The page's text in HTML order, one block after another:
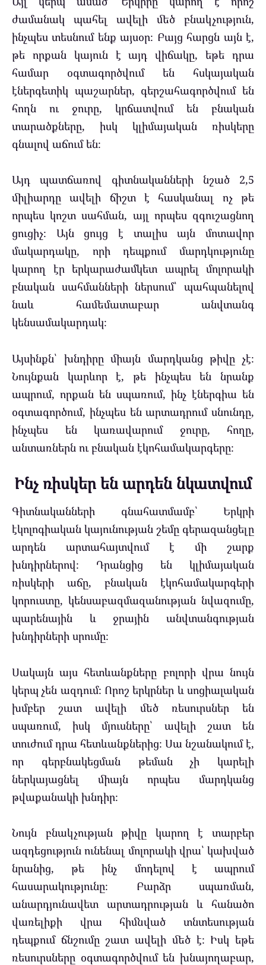
ժամանակ պահել ավելի մեծ բնակչություն,
ինչպես տեսնում ենք այսօր։ Բայց հարցն այն է,
թե որքան կայուն է այդ վիճակը, եթե դրա
համար օգտագործվում են հսկայական
էներգետիկ պաշարներ, գերշահագործվում են
հողն ու ջուրը, կրճատվում են բնական
տարածքները, իսկ կլիմայական ռիսկերը
գնալով աճում են։
Այդ պատճառով գիտնականների նշած 2,5
միլիարդը ավելի ճիշտ է հասկանալ ոչ թե
որպես կոշտ սահման, այլ որպես զգուշացնող
ցուցիչ։ Այն ցույց է տալիս այն մոտավոր
մակարդակը, որի դեպքում մարդկությունը
կարող էր երկարաժամկետ ապրել մոլորակի
բնական սահմանների ներսում՝ պահպանելով
նաև համեմատաբար անվտանգ
կենսամակարդակ։
Այսինքն՝ խնդիրը միայն մարդկանց թիվը չէ։
Նույնքան կարևոր է, թե ինչպես են նրանք
ապրում, որքան են սպառում, ինչ էներգիա են
օգտագործում, ինչպես են արտադրում սնունդը,
ինչպես են կառավարում ջուրը, հողը,
անտառներն ու բնական էկոհամակարգերը։
Ինչ ռիսկեր են արդեն նկատվում
Գիտնականների գնահատմամբ՝ Երկրի
էկոլոգիական կայունության շեմը գերազանցելը
արդեն արտահայտվում է մի շարք
խնդիրներով։ Դրանցից են կլիմայական
ռիսկերի աճը, բնական էկոհամակարգերի
կորուստը, կենսաբազմազանության նվազումը,
պարենային և ջրային անվտանգության
խնդիրների սրումը։
Սակայն այս հետևանքները բոլորի վրա նույն
կերպ չեն ազդում։ Որոշ երկրներ և սոցիալական
խմբեր շատ ավելի մեծ ռեսուրսներ են
սպառում, իսկ մյուսները՝ ավելի շատ են
տուժում դրա հետևանքներից։ Սա նշանակում է,
որ գերբնակեցման թեման չի կարելի
ներկայացնել միայն որպես մարդկանց
թվաքանակի խնդիր։
Նույն բնակչության թիվը կարող է տարբեր
ազդեցություն ունենալ մոլորակի վրա՝ կախված
նրանից, թե ինչ մոդելով է ապրում
հասարակությունը։ Բարձր սպառման,
անարդյունավետ արտադրության և հանածո
վառելիքի վրա հիմնված տնտեսության
դեպքում ճնշումը շատ ավելի մեծ է։ Իսկ եթե
ռեսուրսները օգտագործվում են խնայողաբար,